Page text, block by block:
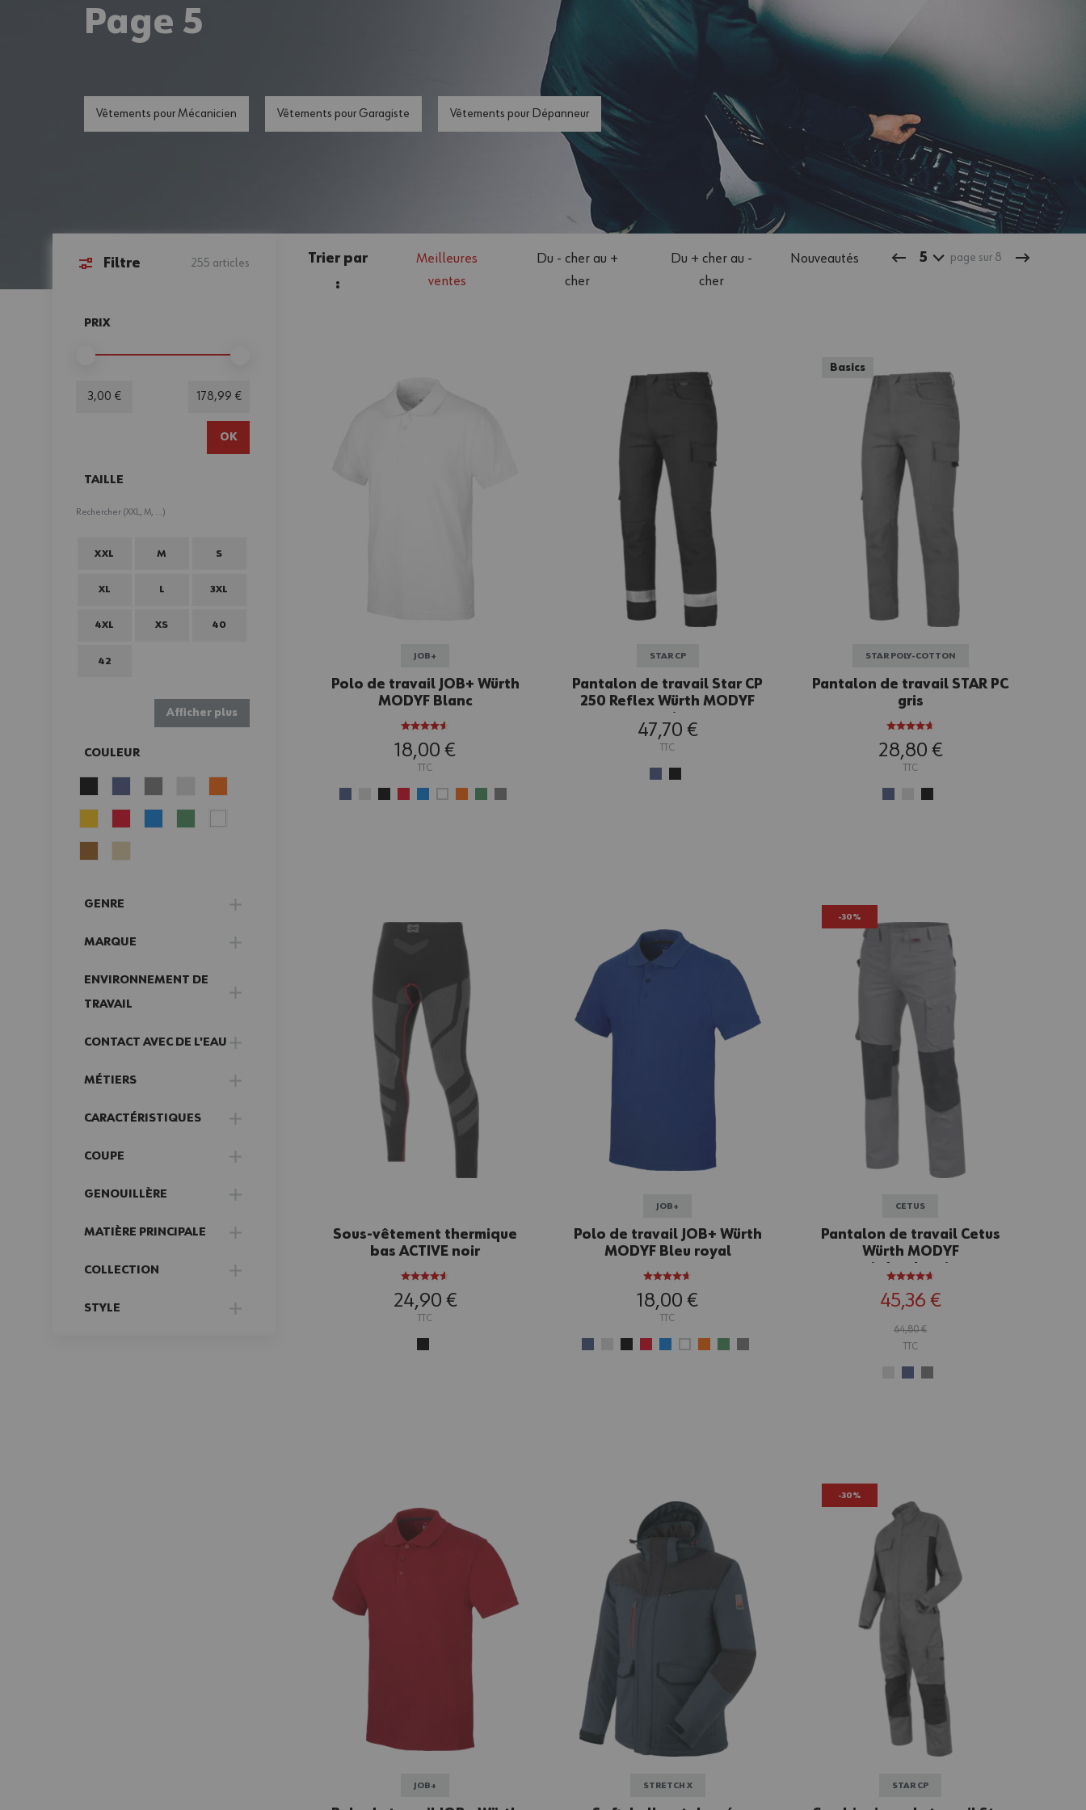
Page 5
Vêtements pour Mécanicien Vêtements pour Garagiste Vêtements pour Dépanneur
Filtre 255 articles
PRIX
Minimum value
3,00 €
Valeur maximale
178,99 €
OK
TAILLE
XXL M S
XL L 3XL
4XL XS 40
42
Afficher plus
COULEUR
FILTER
GENRE
MARQUE
ENVIRONNEMENT DE
TRAVAIL
CONTACT AVEC DE L'EAU
MÉTIERS
CARACTÉRISTIQUES
COUPE
GENOUILLÈRE
MATIÈRE PRINCIPALE
COLLECTION
STYLE
5 page sur 8
Trier par
:
Meilleures
ventes
Du - cher au +
cher
Du + cher au -
cher
Nouveautés
JOB+
Polo de travail JOB+ Würth
MODYF Blanc
18,00 €
TTC
STAR CP
Pantalon de travail Star CP
250 Reflex Würth MODYF
47,70 €
TTC
Basics
STAR POLY-COTTON
Pantalon de travail STAR PC
gris
28,80 €
TTC
Sous-vêtement thermique
bas ACTIVE noir
24,90 €
TTC
JOB+
Polo de travail JOB+ Würth
MODYF Bleu royal
18,00 €
TTC
-30%
CETUS
Pantalon de travail Cetus
Würth MODYF
gris/anthracite
45,36 €
64,80 €
TTC
JOB+ STRETCH X
-30%
STAR CP